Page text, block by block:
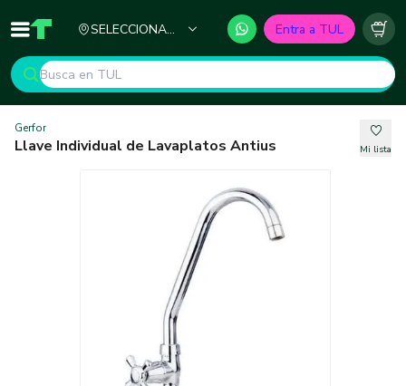
Inicio TUL - Tu Marketplace de Construcción
SELECCIONA
Entra a TUL
Gerfor
Llave Individual de Lavaplatos Antius Mi lista